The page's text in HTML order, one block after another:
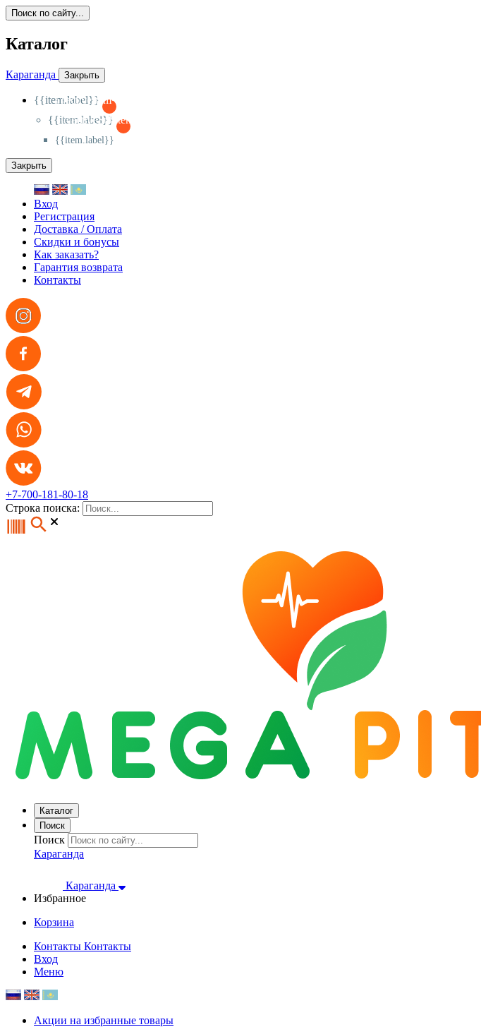
Поиск по сайту...
Каталог
Караганда Закрыть
{{item.label}}
{{activeItem==item.id?'-
{{item.label}}
{{activeSubitem==item.id?'-
{{item.label}}
Закрыть
Вход
Регистрация
Доставка / Оплата
Скидки и бонусы
Как заказать?
Гарантия возврата
Контакты
+7-700-181-80-18
Строка поиска:
Каталог
Поиск
Поиск
Караганда
Караганда
Избранное
Корзина
Контакты Контакты
Вход
Меню
Акции на избранные товары